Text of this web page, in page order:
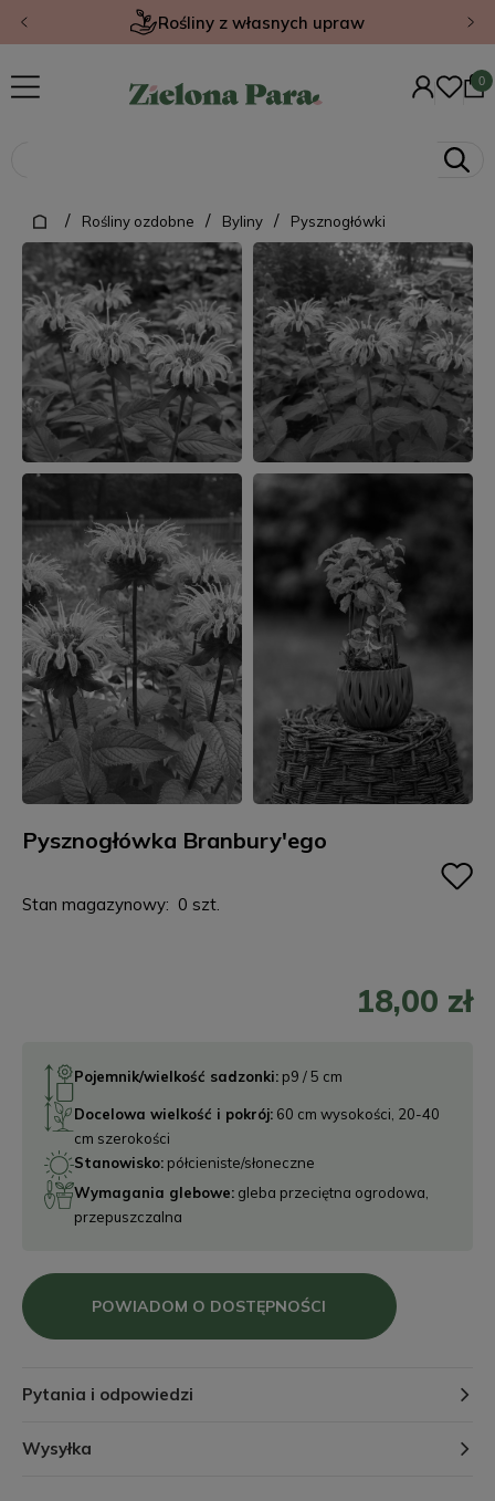
Gwarancja jakości
/ Rośliny ozdobne / Byliny / Pysznogłówki
Pysznogłówka Branbury'ego
Stan magazynowy: 0 szt.
Pojemnik/wielkość sadzonki: p9 / 5 cm
Docelowa wielkość i pokrój: 60 cm wysokości, 20-40
cm szerokości
Stanowisko: półcieniste/słoneczne
Wymagania glebowe: gleba przeciętna ogrodowa,
przepuszczalna
18,00 zł
POWIADOM O DOSTĘPNOŚCI
Pytania i odpowiedzi
Wysyłka